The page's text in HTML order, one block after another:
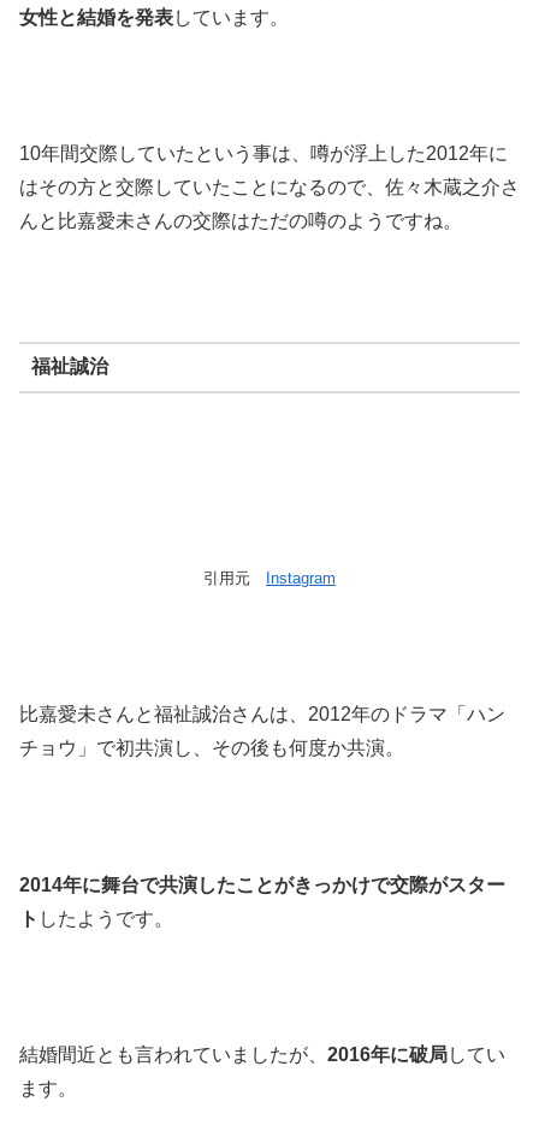
女性と結婚を発表しています。
10年間交際していたという事は、噂が浮上した2012年に
はその方と交際していたことになるので、佐々木蔵之介さ
んと比嘉愛未さんの交際はただの噂のようですね。
福祉誠治
引用元 Instagram
比嘉愛未さんと福祉誠治さんは、2012年のドラマ「ハン
チョウ」で初共演し、その後も何度か共演。
2014年に舞台で共演したことがきっかけで交際がスター
ト したようです。
結婚間近とも言われていましたが、 2016年に破局してい
ます。